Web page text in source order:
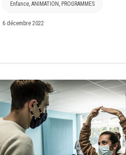
Enfance,ANIMATION , PROGRAMMES
6 décembre 2022